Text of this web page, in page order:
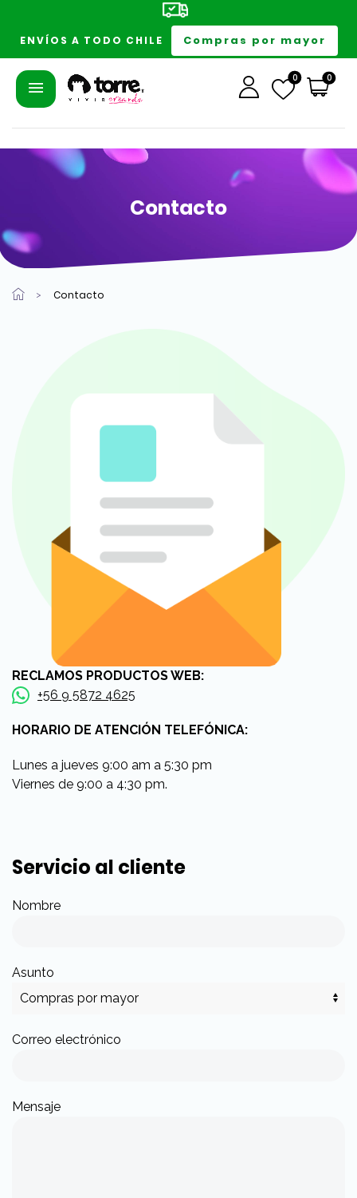
ENVÍOS A TODO CHILE Compras por mayor
0 0
Contacto
Contacto
RECLAMOS PRODUCTOS WEB:
+56 9 5872 4625
HORARIO DE ATENCIÓN TELEFÓNICA:
Lunes a jueves 9:00 am a 5:30 pm
Viernes de 9:00 a 4:30 pm.
Servicio al cliente
Nombre
Asunto
Correo electrónico
Mensaje